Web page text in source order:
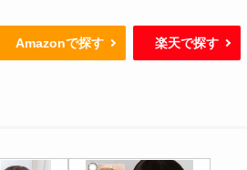
Amazonで探す 楽天で探す